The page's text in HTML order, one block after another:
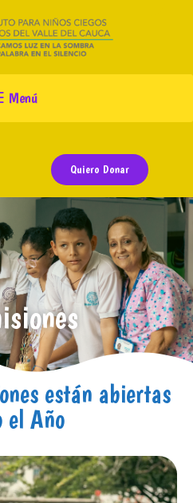
Menú
Quiero Donar
están abiertas
el Año